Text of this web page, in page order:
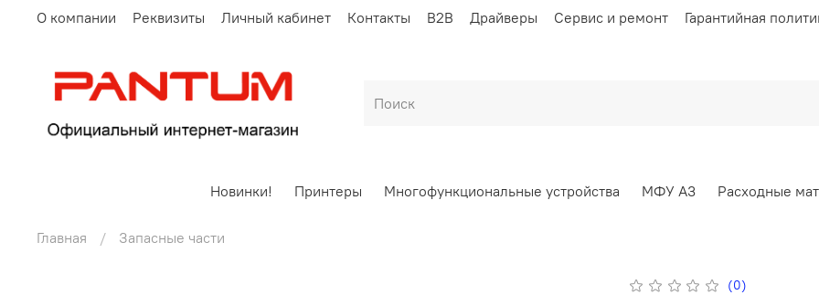
О компании Реквизиты Личный кабинет Контакты B2B Драйверы Сервис и ремонт Гарантийная
Новинки! Принтеры Многофункциональные устройства МФУ А3 Расходные
Главная Запасные части
(0)